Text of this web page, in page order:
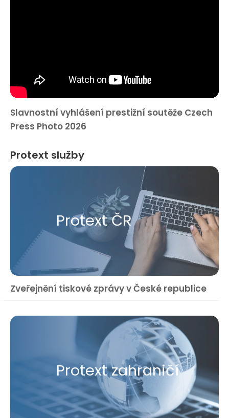
Slavnostní vyhlášení prestižní soutěže Czech
Press Photo 2026
Protext služby
Protext ČR
Zveřejnění tiskové zprávy v České republice
Protext zahraničí